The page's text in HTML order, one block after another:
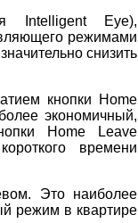
Intelligent Eye),
режимами
снизить
кнопки Home
экономичный,
Home Leave
времени
Это наиболее
режим в квартире